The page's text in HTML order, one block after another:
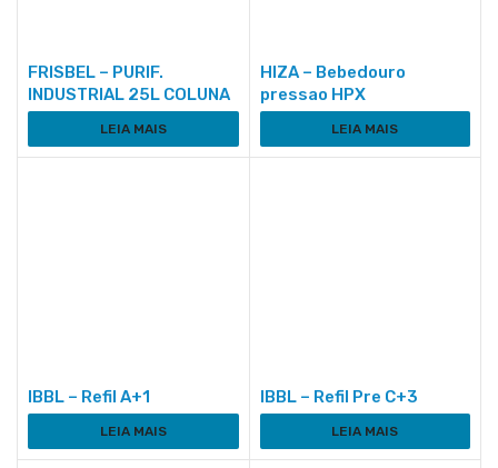
FRISBEL – PURIF.
INDUSTRIAL 25L COLUNA
LEIA MAIS
HIZA – Bebedouro
pressao HPX
LEIA MAIS
IBBL – Refil A+1
LEIA MAIS
IBBL – Refil Pre C+3
LEIA MAIS